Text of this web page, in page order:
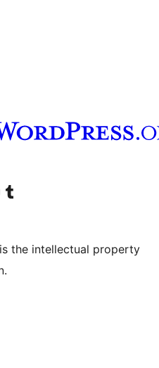
canle de YouTube
Visita a nosa conta de Tumblr
the intellectual property